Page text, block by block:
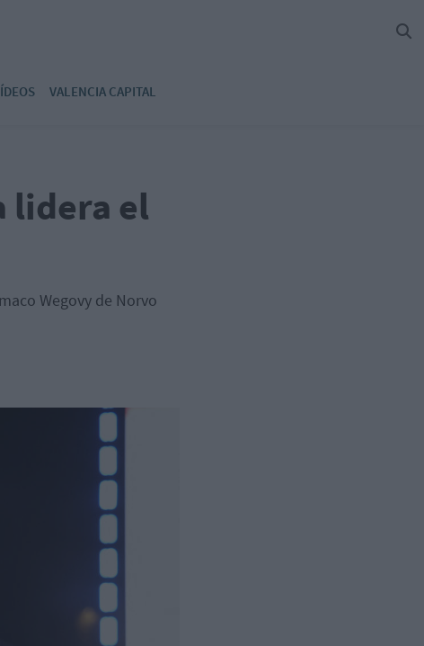
VALENCIA CAPITAL
lidera el
Wegovy de Norvo